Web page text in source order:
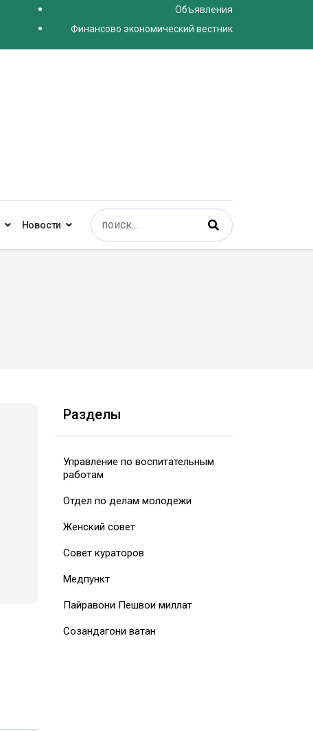
Объявления
Финансово экономический вестник
Новости
Поиск
Type 2 or more characters for results.
Разделы
Управление по воспитательным
работам
Отдел по делам молодежи
Женский совет
Совет кураторов
Медпункт
Пайравони Пешвои миллат
Созандагони ватан